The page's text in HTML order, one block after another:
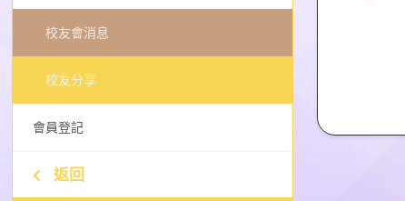
校友會消息
校友分享
會員登記
返回